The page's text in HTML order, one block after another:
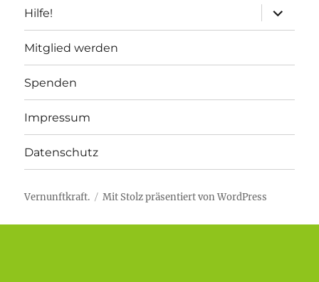
Hilfe!
anzeigen
Mitglied werden
Spenden
Impressum
Datenschutz
Vernunftkraft. Mit Stolz präsentiert von WordPress